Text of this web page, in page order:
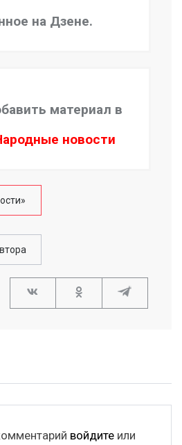
на Дзене.
материал в
новости
войдите или